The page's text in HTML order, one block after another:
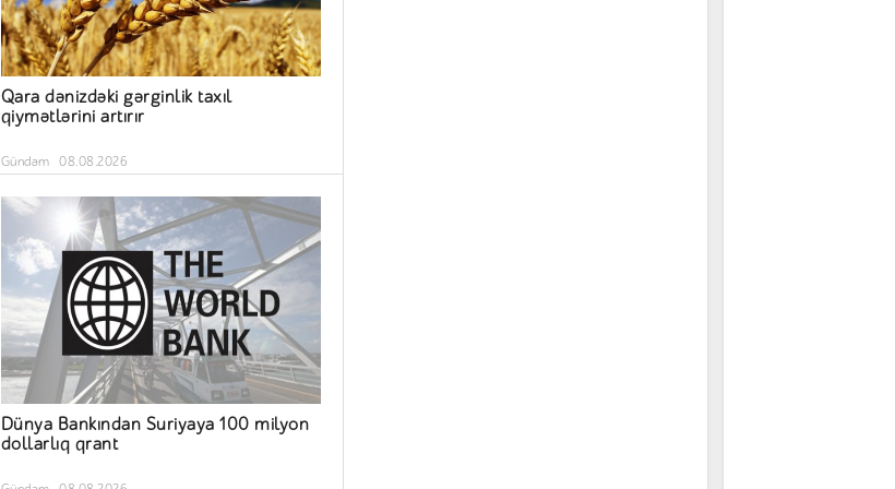
Qara dənizdəki gərginlik taxıl
qiymətlərini artırır
Gündəm 08.08.2026
Dünya Bankından Suriyaya 100 milyon
dollarlıq qrant